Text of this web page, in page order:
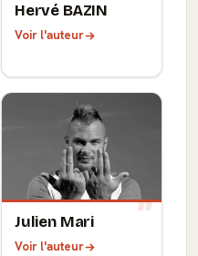
Hervé BAZIN
Voir l'auteur
Julien Mari
Voir l'auteur